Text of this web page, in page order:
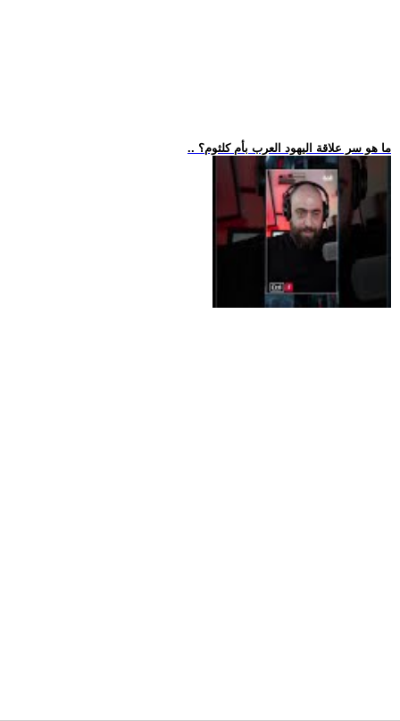
.. ما هو سر علاقة اليهود العرب بأم كلثوم؟